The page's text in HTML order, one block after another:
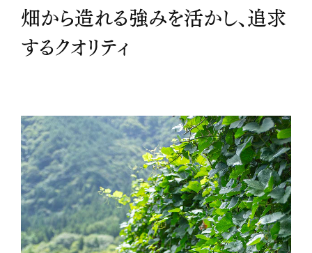
畑から造れる強みを活かし、追求
するクオリティ